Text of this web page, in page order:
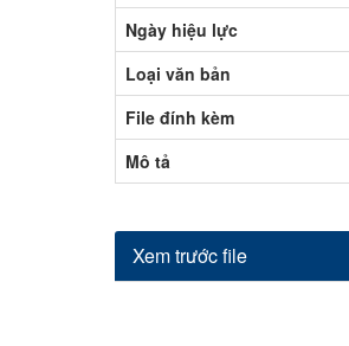
Ngày hiệu lực
Loại văn bản
File đính kèm
Mô tả
Xem trước file